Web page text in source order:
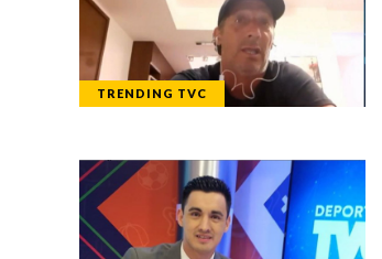
TRENDING TVC